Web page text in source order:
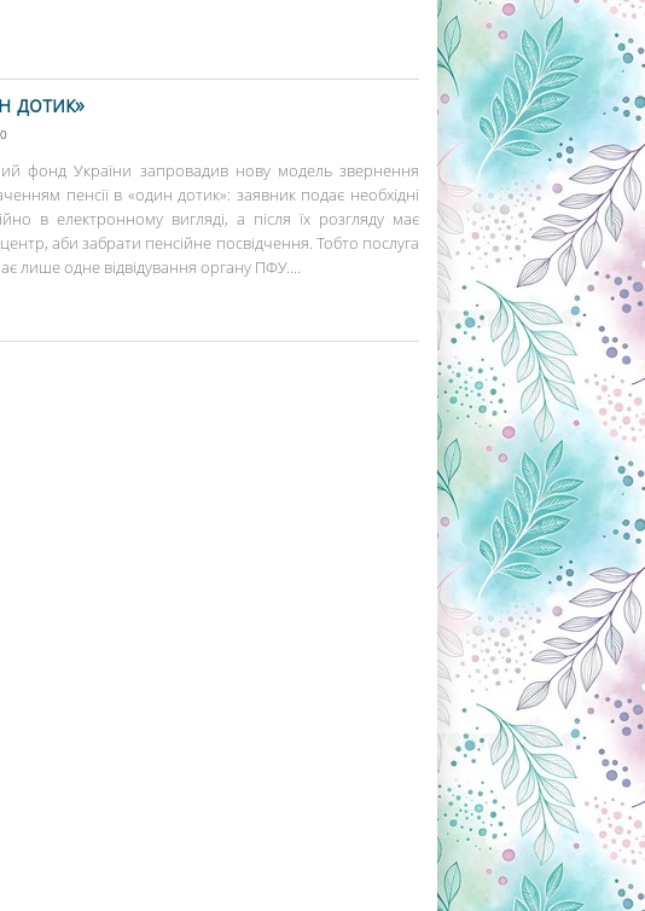
дотик»
0
фонд України запровадив нову модель звернення
пенсії в «один дотик»: заявник подає необхідні
в електронному вигляді, а після їх розгляду має
центр, аби забрати пенсійне посвідчення. Тобто послуга
лише одне відвідування органу ПФУ....